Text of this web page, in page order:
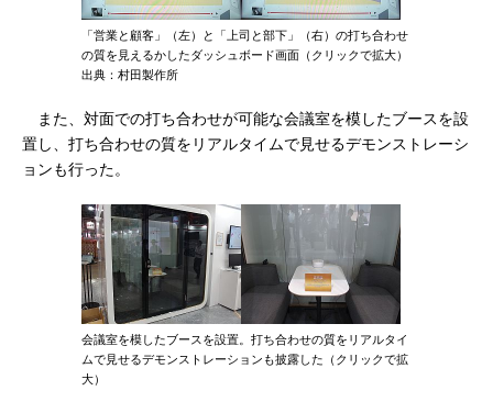
「営業と顧客」（左）と「上司と部下」（右）の打ち合わせ
の質を見えるかしたダッシュボード画面（クリックで拡大）
出典：村田製作所
また、対面での打ち合わせが可能な会議室を模したブースを設
置し、打ち合わせの質をリアルタイムで見せるデモンストレーシ
ョンも行った。
会議室を模したブースを設置。打ち合わせの質をリアルタイ
ムで見せるデモンストレーションも披露した（クリックで拡
大）